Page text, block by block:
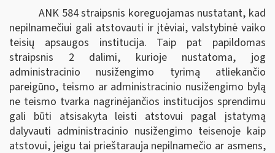
ANK 584 straipsnis koreguojamas nustatant, kad
nepilnamečiui gali atstovauti ir įtėviai, valstybinė vaiko
teisių apsaugos institucija. Taip pat papildomas
straipsnis 2 dalimi, kurioje nustatoma, jog
administracinio nusižengimo tyrimą atliekančio
pareigūno, teismo ar administracinio nusižengimo bylą
ne teismo tvarka nagrinėjančios institucijos sprendimu
gali būti atsisakyta leisti atstovui pagal įstatymą
dalyvauti administracinio nusižengimo teisenoje kaip
atstovui, jeigu tai prieštarauja nepilnamečio ar asmens,